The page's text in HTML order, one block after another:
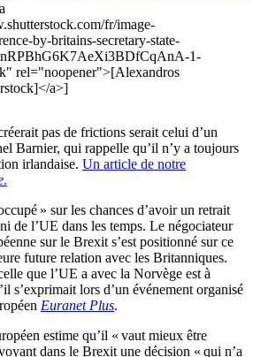
fr/image-
by-britains-secretary-state-
1-
rel="noopener">[Alexandros
a>]
pas de frictions serait celui d’un
Barnier, qui rappelle qu’il n’y a toujours
irlandaise. Un article de notre
.
» sur les chances d’avoir un retrait
de l’UE dans les temps. Le négociateur
sur le Brexit s’est positionné sur ce
future relation avec les Britanniques.
que l’UE a avec la Norvège est à
s’exprimait lors d’un événement organisé
Euranet Plus.
estime qu’il « vaut mieux être
dans le Brexit une décision « qui n’a